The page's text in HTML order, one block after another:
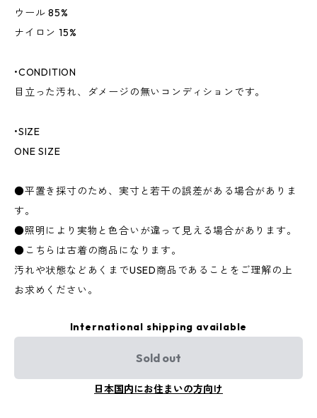
ウール 85%
ナイロン 15%
•CONDITION
目立った汚れ、ダメージの無いコンディションです。
•SIZE
ONE SIZE
●平置き採寸のため、実寸と若干の誤差がある場合がありま
す。
●照明により実物と色合いが違って見える場合があります。
●こちらは古着の商品になります。
汚れや状態などあくまでUSED商品であることをご理解の上
お求めください。
International shipping available
Sold out
日本国内にお住まいの方向け